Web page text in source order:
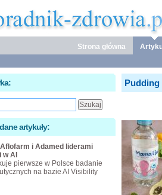
Strona główna
Pudding
artykuły:
i Adamed liderami
AI
pierwsze w Polsce badanie
na bazie AI Visibility